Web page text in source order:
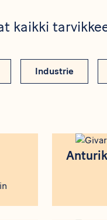
kaikki
Industrie
Anturikaapeli